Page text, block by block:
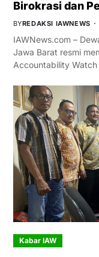
Birokrasi dan
BYREDAKSI IAWNEWS
IAWNews.com –
Jawa Barat resmi
Accountability
Kabar IAW